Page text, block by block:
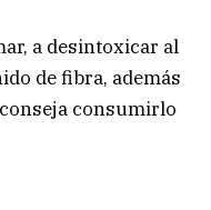
a desintoxicar al
de fibra, además
consumirlo